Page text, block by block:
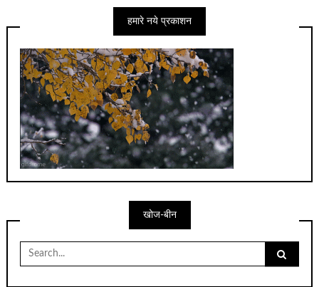
हमारे नये प्रकाशन
खोज-बीन
Search
for: